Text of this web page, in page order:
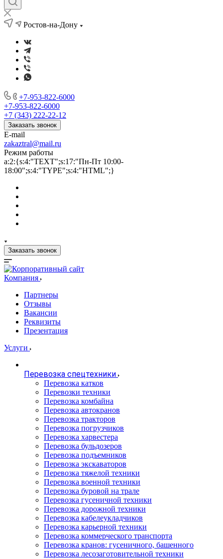
Ростов-на-Дону
+7-953-822-6000
+7-953-822-6000
+7 (343) 222-22-12
Заказать звонок
E-mail
zakaztral@mail.ru
Режим работы
a:2:{s:4:"TEXT";s:17:"Пн-Пт 10:00-
18:00";s:4:"TYPE";s:4:"HTML";}
Заказать звонок
Компания
Партнеры
Отзывы
Вакансии
Реквизиты
Презентация
Услуги
Перевозка спецтехники
Перевозка катков
Перевозки техники
Перевозка комбайна
Перевозка автокранов
Перевозка тракторов
Перевозка погрузчиков
Перевозка харвестера
Перевозка бульдозеров
Перевозка подъемников
Перевозка экскаваторов
Перевозка тяжелой техники
Перевозка военной техники
Перевозка буровой на трале
Перевозка гусеничной техники
Перевозка дорожной техники
Перевозка кабелеукладчиков
Перевозка карьерной техники
Перевозка коммерческого транспорта
Перевозка кранов: гусеничного, башенного
Перевозка лесозаготовительной техники